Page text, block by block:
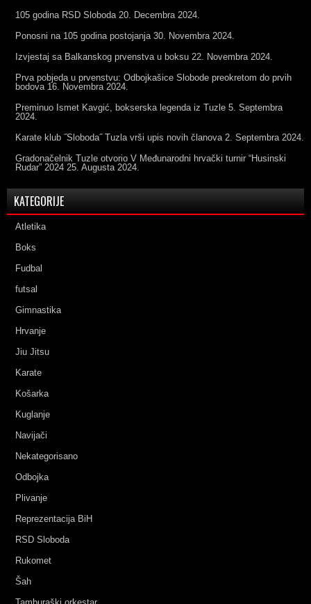
105 godina RSD Sloboda 20. Decembra 2024.
Ponosni na 105 godina postojanja 30. Novembra 2024.
Izvjestaj sa Balkanskog prvenstva u boksu 22. Novembra 2024.
Prva pobjeda u prvenstvu: Odbojkašice Slobode preokretom do prvih
bodova 16. Novembra 2024.
Preminuo Ismet Kavgić, bokserska legenda iz Tuzle 5. Septembra
2024.
Karate klub ˝Sloboda˝ Tuzla vrši upis novih članova 2. Septembra 2024.
Gradonačelnik Tuzle otvorio V Međunarodni hrvački turnir “Husinski
Rudar” 2024 25. Augusta 2024.
KATEGORIJE
Atletika
Boks
Fudbal
futsal
Gimnastika
Hrvanje
Jiu Jitsu
Karate
Košarka
Kuglanje
Navijači
Nekategorisano
Odbojka
Plivanje
Reprezentacija BiH
RSD Sloboda
Rukomet
Šah